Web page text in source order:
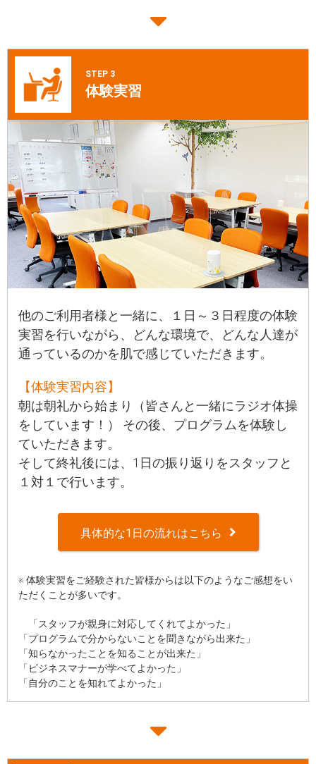
STEP 3
体験実習
他のご利用者様と一緒に、１日～３日程度の体験
実習を行いながら、どんな環境で、どんな人達が
通っているのかを肌で感じていただきます。
【体験実習内容】
朝は朝礼から始まり（皆さんと一緒にラジオ体操
をしています！） その後、プログラムを体験し
ていただきます。
そして終礼後には、1日の振り返りをスタッフと
１対１で行います。
具体的な1日の流れはこちら
※ 体験実習をご経験された皆様からは以下のようなご感想をい
ただくことが多いです。
「スタッフが親身に対応してくれてよかった」
「プログラムで分からないことを聞きながら出来た」
「知らなかったことを知ることが出来た」
「ビジネスマナーが学べてよかった」
「自分のことを知れてよかった」